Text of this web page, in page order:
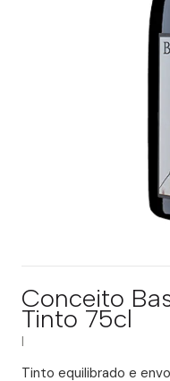
Conceito
Tinto 75cl
Tinto equilibrado e